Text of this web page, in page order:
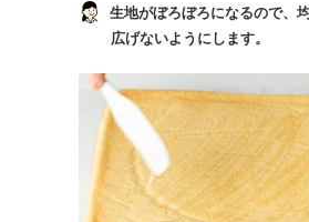
生地がぼろぼろになるので、
広げないようにします。